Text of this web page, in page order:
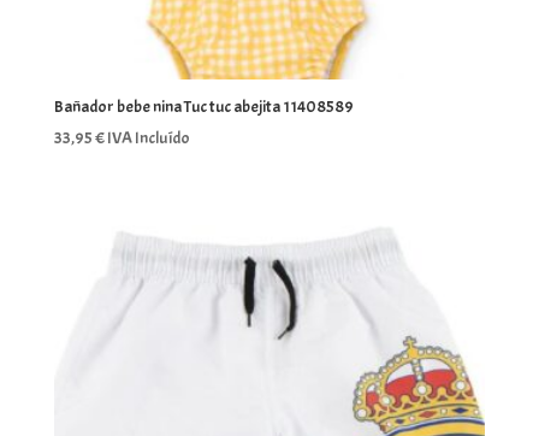
Bañador bebe nina Tuc tuc abejita 11408589
33,95€IVA Incluído